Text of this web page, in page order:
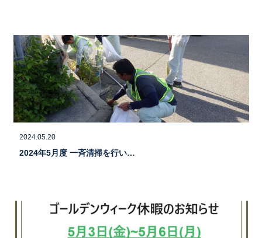
2024.05.20
2024年5月度 一斉清掃を行い…